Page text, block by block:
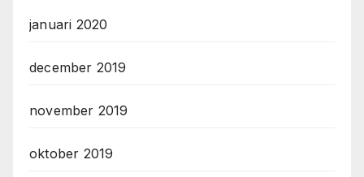
januari 2020
december 2019
november 2019
oktober 2019